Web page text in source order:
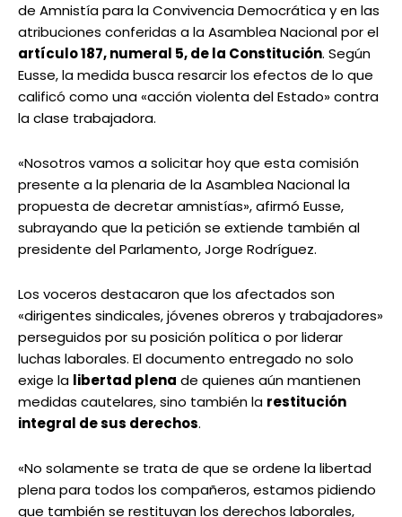
de Amnistía para la Convivencia Democrática y en las
atribuciones conferidas a la Asamblea Nacional por el
artículo 187, numeral 5, de la Constitución. Según
Eusse, la medida busca resarcir los efectos de lo que
calificó como una «acción violenta del Estado» contra
la clase trabajadora.
«Nosotros vamos a solicitar hoy que esta comisión
presente a la plenaria de la Asamblea Nacional la
propuesta de decretar amnistías», afirmó Eusse,
subrayando que la petición se extiende también al
presidente del Parlamento, Jorge Rodríguez.
Los voceros destacaron que los afectados son
«dirigentes sindicales, jóvenes obreros y trabajadores»
perseguidos por su posición política o por liderar
luchas laborales. El documento entregado no solo
exige la libertad plena de quienes aún mantienen
medidas cautelares, sino también la restitución
integral de sus derechos.
«No solamente se trata de que se ordene la libertad
plena para todos los compañeros, estamos pidiendo
que también se restituyan los derechos laborales,